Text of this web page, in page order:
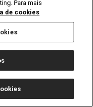
reservados
Privacidade
Para mais
de cookies